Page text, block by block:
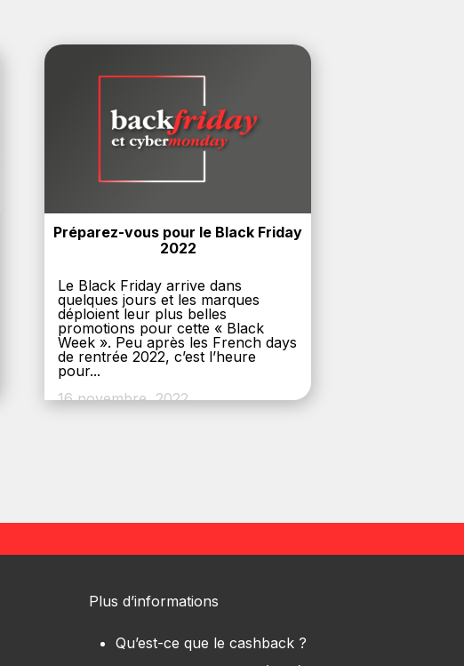
Préparez-vous pour le Black Friday
2022
Le Black Friday arrive dans
quelques jours et les marques
déploient leur plus belles
promotions pour cette « Black
Week ». Peu après les French days
de rentrée 2022, c’est l’heure
pour...
16 novembre, 2022
Plus d’informations
Qu’est-ce que le cashback ?